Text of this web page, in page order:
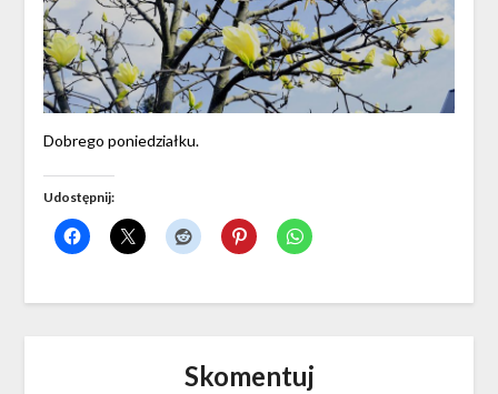
Dobrego poniedziałku.
Udostępnij:
Skomentuj